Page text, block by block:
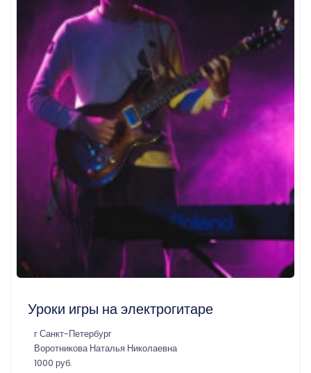
Уроки игры на электрогитаре
г Санкт-Петербург
Воротникова Наталья Николаевна
1000 руб.